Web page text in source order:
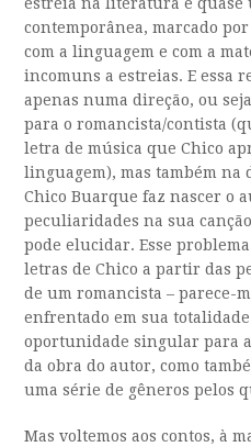
estreia na literatura é quase
contemporânea, marcado
com a linguagem e com a
incomuns a estreias. E essa
apenas numa direção, ou
para o romancista/contista
letra de música que Chico
linguagem), mas também na
Chico Buarque faz nascer o
peculiaridades na sua
pode elucidar. Esse
letras de Chico a partir das
de um romancista – parece-
enfrentado em sua
oportunidade singular para
da obra do autor, como
uma série de gêneros pelos
Mas voltemos aos contos, à